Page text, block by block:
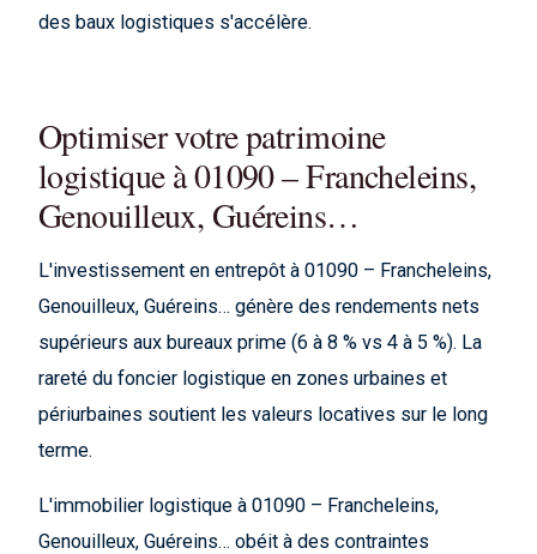
des baux logistiques s'accélère.
Optimiser votre patrimoine
logistique à 01090 – Francheleins,
Genouilleux, Guéreins…
L'investissement en entrepôt à 01090 – Francheleins,
Genouilleux, Guéreins… génère des rendements nets
supérieurs aux bureaux prime (6 à 8 % vs 4 à 5 %). La
rareté du foncier logistique en zones urbaines et
périurbaines soutient les valeurs locatives sur le long
terme.
L'immobilier logistique à 01090 – Francheleins,
Genouilleux, Guéreins… obéit à des contraintes